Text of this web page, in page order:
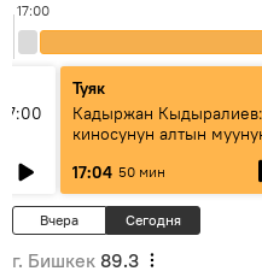
17:00
Туяк
Кадыржан
киносунун алтын
17:04 50 мин
Вчера Сегодня
г. Бишкек 89.3